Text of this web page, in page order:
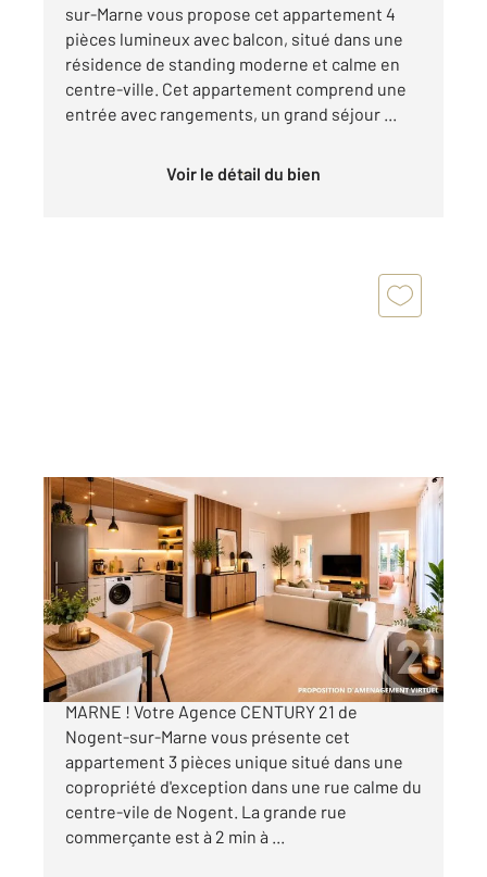
sur-Marne vous propose cet appartement 4
pièces lumineux avec balcon, situé dans une
résidence de standing moderne et calme en
centre-ville. Cet appartement comprend une
entrée avec rangements, un grand séjour ...
Voir le détail du bien
NOGENT SUR MARNE 94
54,43 m2, 3 pièces
Ref : 1487
Appartement F3 à vendre
349 000 €
APPARTEMENT A VENDRE - NOGENT-SUR-
MARNE ! Votre Agence CENTURY 21 de
Nogent-sur-Marne vous présente cet
appartement 3 pièces unique situé dans une
copropriété d'exception dans une rue calme du
centre-vile de Nogent. La grande rue
commerçante est à 2 min à ...